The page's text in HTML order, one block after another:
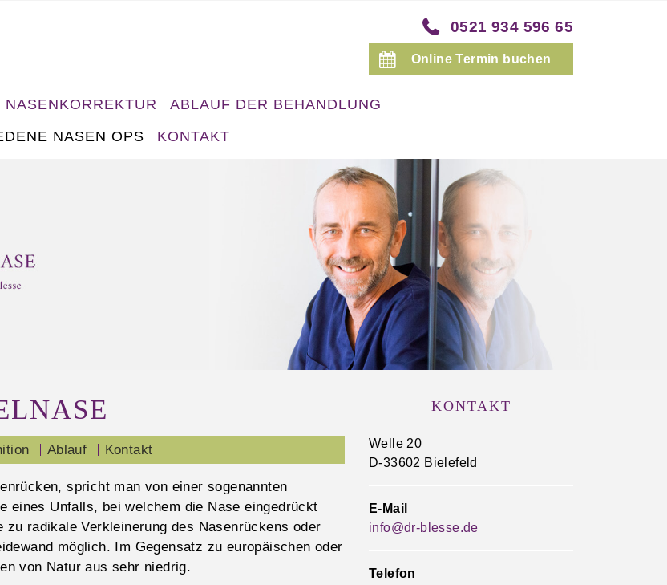
0521 934 596 65
Online Termin buchen
NASENKORREKTUR ABLAUF DER BEHANDLUNG
NASEN OPS KONTAKT
Ablauf Kontakt
spricht man von einer sogenannten
eines Unfalls, bei welchem die Nase eingedrückt
radikale Verkleinerung des Nasenrückens oder
möglich. Im Gegensatz zu europäischen oder
von Natur aus sehr niedrig.
KONTAKT
Welle 20
D-33602 Bielefeld
E-Mail
info@dr-blesse.de
Telefon